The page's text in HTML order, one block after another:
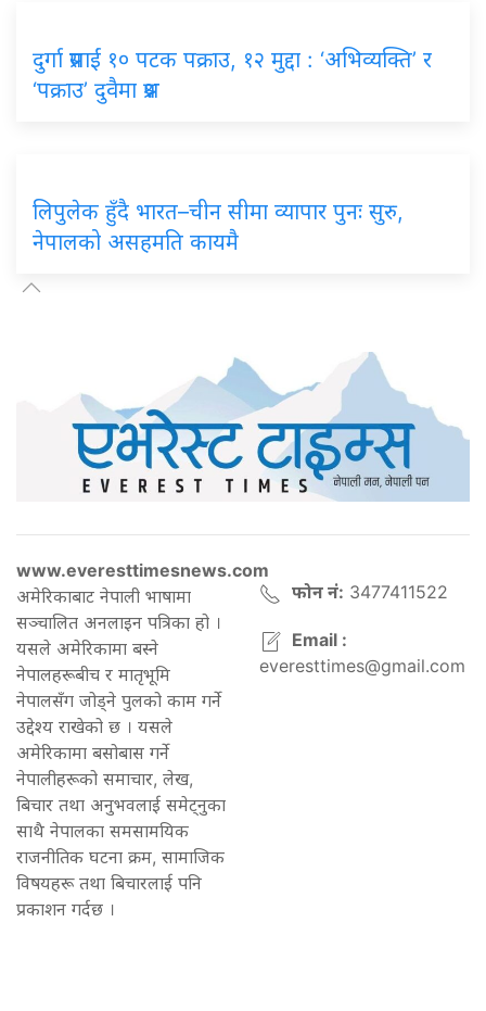
दुर्गा प्रसाईं १० पटक पक्राउ, १२ मुद्दा : ‘अभिव्यक्ति’ र
‘पक्राउ’ दुवैमा प्रश्न
लिपुलेक हुँदै भारत–चीन सीमा व्यापार पुनः सुरु,
नेपालको असहमति कायमै
www.everesttimesnews.com
अमेरिकाबाट नेपाली भाषामा
सञ्चालित अनलाइन पत्रिका हो ।
यसले अमेरिकामा बस्ने
नेपालहरूबीच र मातृभूमि
नेपालसँग जोड्ने पुलको काम गर्ने
उद्देश्य राखेको छ । यसले
अमेरिकामा बसोबास गर्ने
नेपालीहरूको समाचार, लेख,
बिचार तथा अनुभवलाई समेट्नुका
साथै नेपालका समसामयिक
राजनीतिक घटना क्रम, सामाजिक
विषयहरू तथा बिचारलाई पनि
प्रकाशन गर्दछ ।
फोन नं: 3477411522
Email :
everesttimes@gmail.com